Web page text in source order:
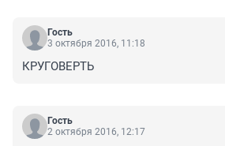
от зарплаты до зарплаты, а
Выбор: Банки и МФО-которые
проценты. Необходимо создать
Гость
3 октября 2016, 11:18
КРУГОВЕРТЬ
Гость
2 октября 2016, 12:17